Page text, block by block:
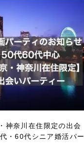
神奈川在住限定の出会
・60代シニア婚活パー